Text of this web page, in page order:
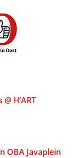
H’ART
OBA Javaplein